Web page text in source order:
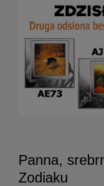
Panna,
Zodiaku